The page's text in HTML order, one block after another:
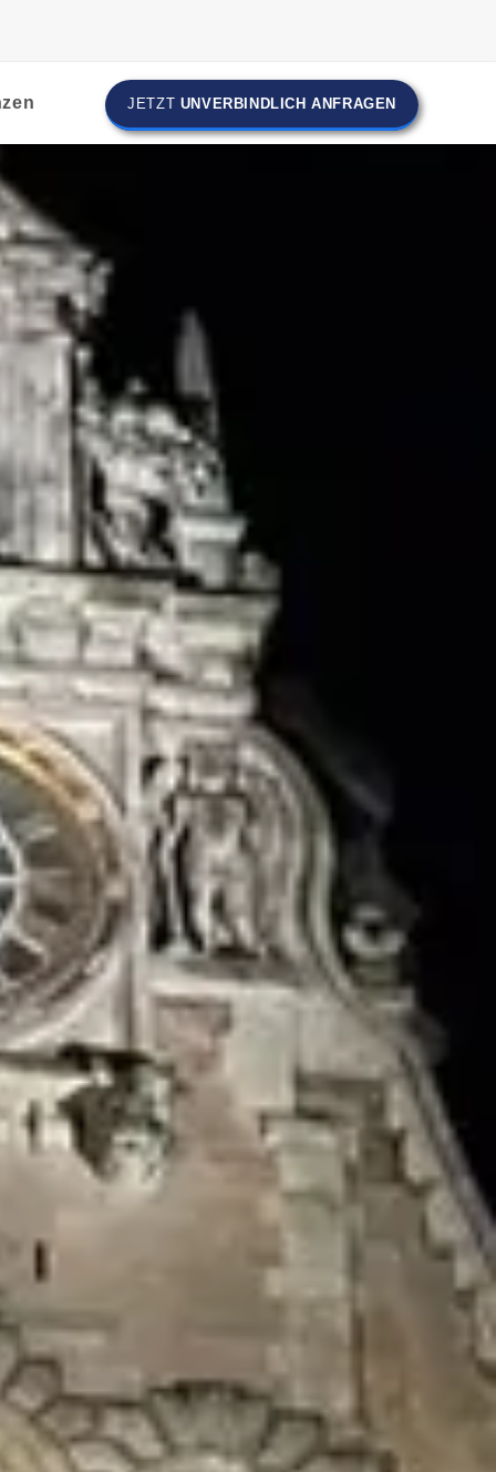
JETZT UNVERBINDLICH ANFRAGEN